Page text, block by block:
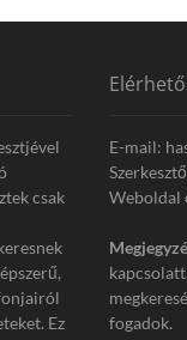
csak
Ez
E-mail:
Weboldal
fogadok.